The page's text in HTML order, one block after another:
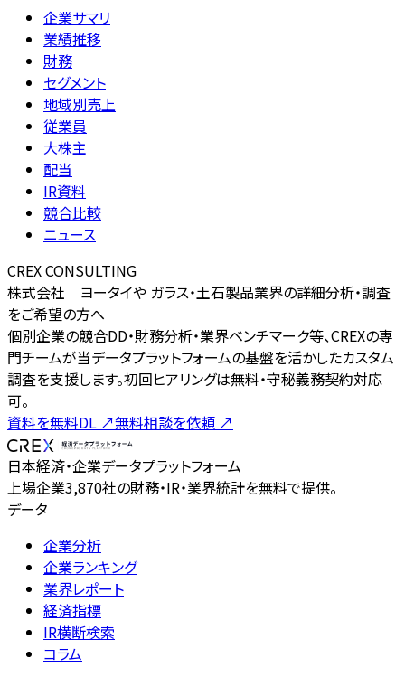
企業サマリ
業績推移
財務
セグメント
地域別売上
従業員
大株主
配当
IR資料
競合比較
ニュース
CREX CONSULTING
株式会社 ヨータイや ガラス・土石製品業界の詳細分析・調査
をご希望の方へ
個別企業の競合DD・財務分析・業界ベンチマーク等、CREXの専
門チームが当データプラットフォームの基盤を活かしたカスタム
調査を支援します。初回ヒアリングは無料・守秘義務契約対応
可。
資料を無料DL ↗無料相談を依頼 ↗
日本経済・企業データプラットフォーム
上場企業3,870社の財務・IR・業界統計を無料で提供。
データ
企業分析
企業ランキング
業界レポート
経済指標
IR横断検索
コラム